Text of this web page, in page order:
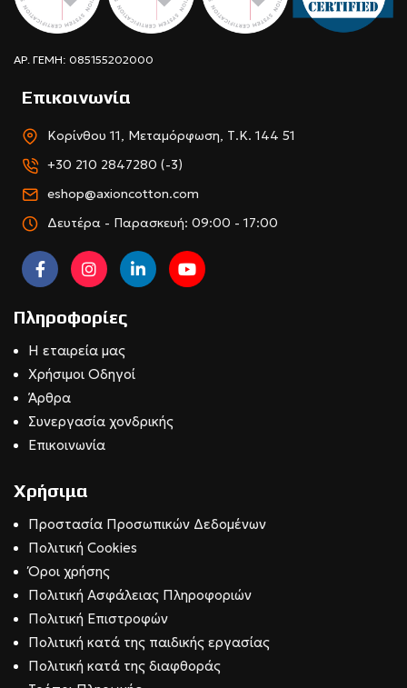
ΑΡ. ΓΕΜΗ: 085155202000
Επικοινωνία
Κορίνθου 11, Μεταμόρφωση, Τ.Κ. 144 51
+30 210 2847280 (-3)
eshop@axioncotton.com
Δευτέρα - Παρασκευή: 09:00 - 17:00
Πληροφορίες
Η εταιρεία μας
Χρήσιμοι Οδηγοί
Άρθρα
Συνεργασία χονδρικής
Επικοινωνία
Χρήσιμα
Προστασία Προσωπικών Δεδομένων
Πολιτική Cookies
Όροι χρήσης
Πολιτική Ασφάλειας Πληροφοριών
Πολιτική Επιστροφών
Πολιτική κατά της παιδικής εργασίας
Πολιτική κατά της διαφθοράς